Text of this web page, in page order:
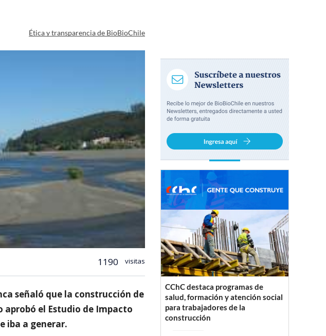
Ética y transparencia de BioBioChile
1190 visitas
señaló que la construcción de
el Estudio de Impacto
iba a generar.
CChC destaca programas de
salud, formación y atención social
para trabajadores de la
construcción